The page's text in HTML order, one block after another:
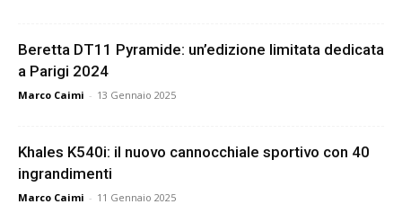
Beretta DT11 Pyramide: un’edizione limitata dedicata
a Parigi 2024
Marco Caimi - 13 Gennaio 2025
Khales K540i: il nuovo cannocchiale sportivo con 40
ingrandimenti
Marco Caimi - 11 Gennaio 2025